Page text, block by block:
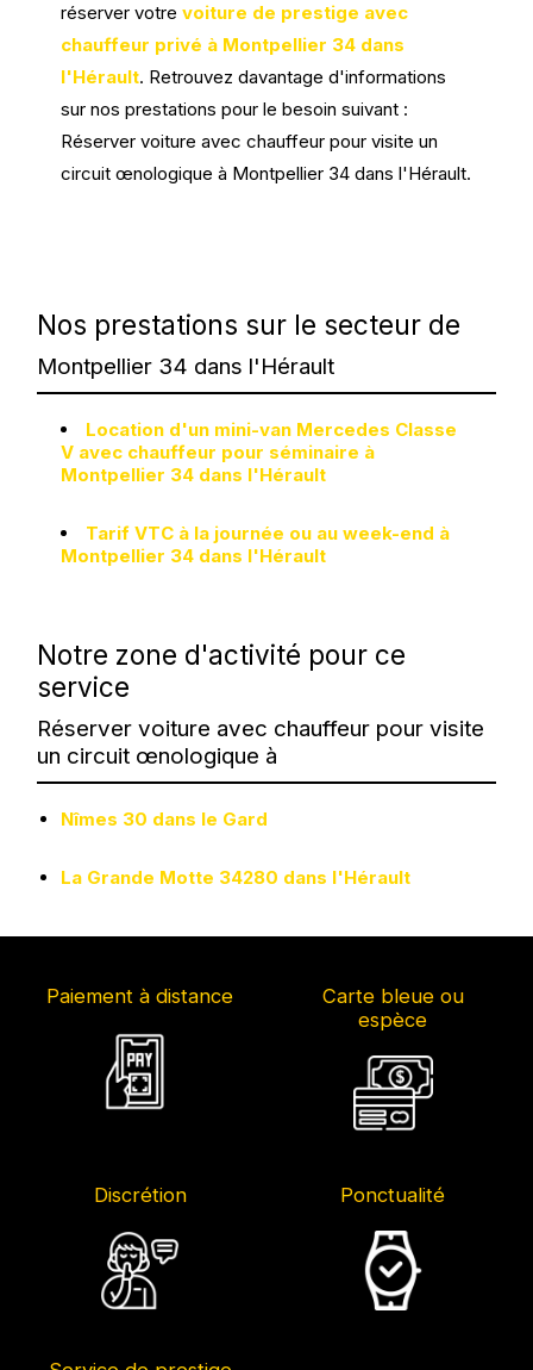
réserver votrevoiture de prestige avec
chauffeur privé à Montpellier 34 dans
l'Hérault. Retrouvez davantage d'informations
sur nos prestations pour le besoin suivant :
Réserver voiture avec chauffeur pour visite un
circuit œnologique à Montpellier 34 dans l'Hérault.
Nos prestations sur le secteur de
Montpellier 34 dans l'Hérault
Location d'un mini-van Mercedes Classe
V avec chauffeur pour séminaire à
Montpellier 34 dans l'Hérault
Tarif VTC à la journée ou au week-end à
Montpellier 34 dans l'Hérault
Notre zone d'activité pour ce
service
Réserver voiture avec chauffeur pour visite
un circuit œnologique à
Nîmes 30 dans le Gard
La Grande Motte 34280 dans l'Hérault
Paiement à distance
Carte bleue ou
espèce
Discrétion Ponctualité